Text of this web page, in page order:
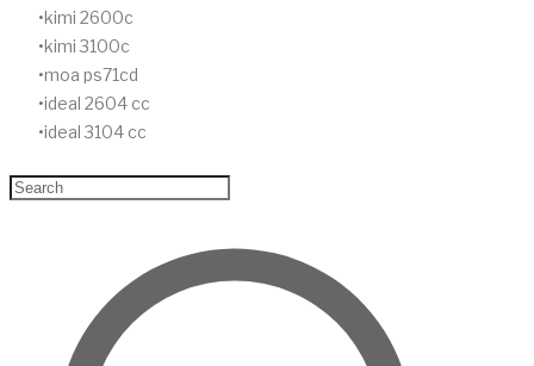
kimi 2600c
kimi 3100c
moa ps71cd
ideal 2604 cc
ideal 3104 cc